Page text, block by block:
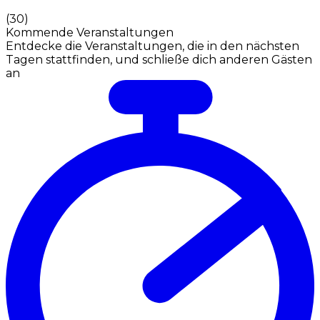
(30)
Kommende Veranstaltungen
Entdecke die Veranstaltungen, die in den nächsten
Tagen stattfinden, und schließe dich anderen Gästen
an